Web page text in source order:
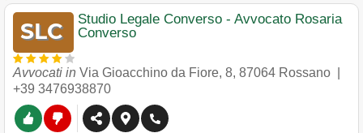
Studio Legale Converso - Avvocato Rosaria
Converso
Avvocati in Via Gioacchino da Fiore, 8, 87064 Rossano
+39 3476938870